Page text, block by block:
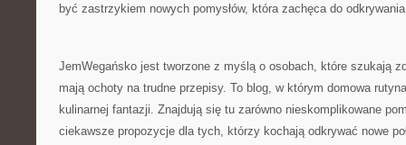
być zastrzykiem nowych pomysłów, która zachęca do
JemWegańsko jest tworzone z myślą o osobach, które szukają
mają ochoty na trudne przepisy. To blog, w którym domowa
kulinarnej fantazji. Znajdują się tu zarówno nieskomplikowane
ciekawsze propozycje dla tych, którzy kochają odkrywać nowe